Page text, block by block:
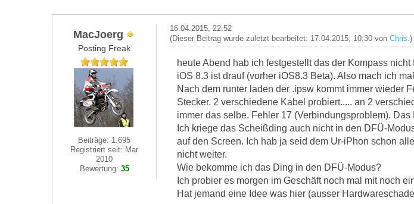
MacJoerg
Posting Freak
Beiträge: 1.695
Registriert seit: Mar
2010
Bewertung: 35
16.04.2015, 22:52
(Dieser Beitrag wurde zuletzt bearbeitet: 17.04.2015, 10:30 von Chris .)
heute Abend hab ich festgestellt das der Kompass
iOS 8.3 ist drauf (vorher iOS8.3 Beta). Also mach ich
Nach dem runter laden der .ipsw kommt immer wieder
Stecker. 2 verschiedene Kabel probiert..... an 2
immer das selbe. Fehler 17 (Verbindungsproblem).
Ich kriege das Scheißding auch nicht in den DFÜ-
auf den Screen. Ich hab ja seid dem Ur-iPhon schon
nicht weiter.
Wie bekomme ich das Ding in den DFÜ-Modus?
Ich probier es morgen im Geschäft noch mal mit noch
Hat jemand eine Idee was hier (ausser